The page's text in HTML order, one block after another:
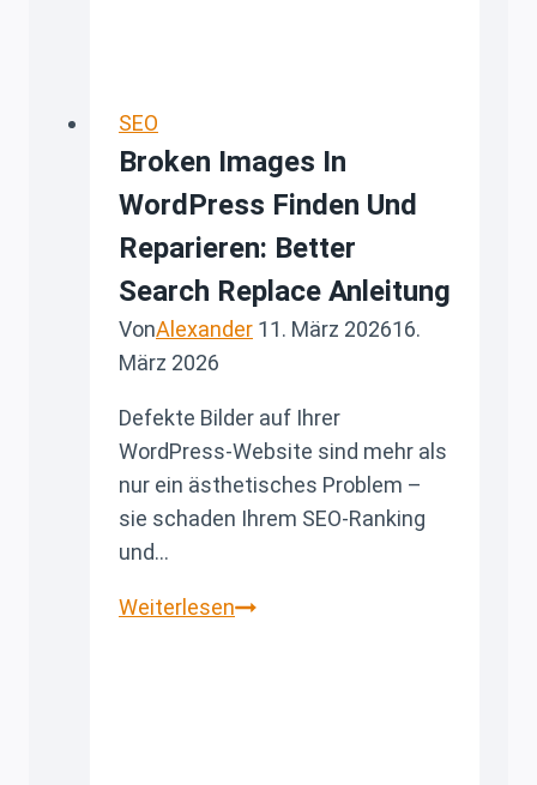
SEO
Broken Images In
WordPress Finden Und
Reparieren: Better
Search Replace Anleitung
VonAlexander 11. März 202616.
März 2026
Defekte Bilder auf Ihrer
WordPress-Website sind mehr als
nur ein ästhetisches Problem –
sie schaden Ihrem SEO-Ranking
und…
WeiterlesenBroken